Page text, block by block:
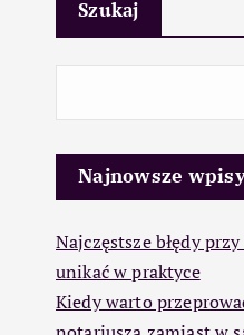
Szukaj
Najnowsze
Najczęstsze błędy
unikać w praktyce
Kiedy warto